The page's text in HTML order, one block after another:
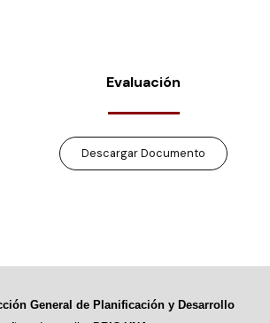
Evaluación
Descargar Documento
General de Planificación y Desarrollo